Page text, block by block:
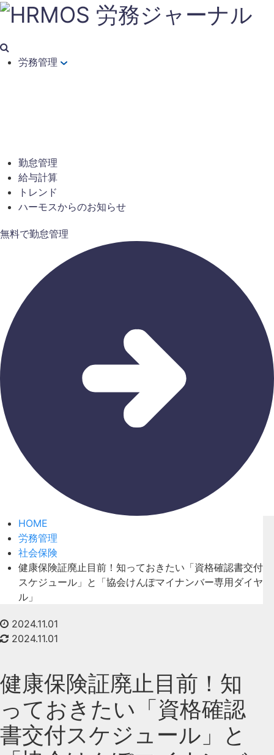
労務管理
勤怠管理
給与計算
トレンド
ハーモスからのお知らせ
無料で勤怠管理
HOME
労務管理
社会保険
健康保険証廃止目前！知っておきたい「資格確認書交付
スケジュール」と「協会けんぽマイナンバー専用ダイヤ
ル」
2024.11.01
2024.11.01
健康保険証廃止目前！知
っておきたい「資格確認
書交付スケジュール」と